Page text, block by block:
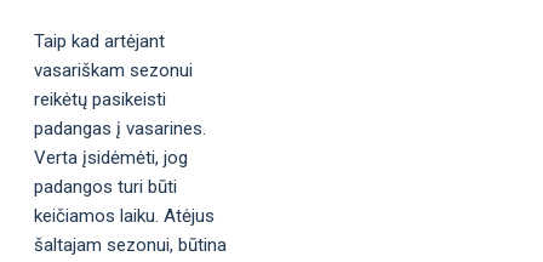
Taip kad artėjant
vasariškam sezonui
reikėtų pasikeisti
padangas į vasarines.
Verta įsidėmėti, jog
padangos turi būti
keičiamos laiku. Atėjus
šaltajam sezonui, būtina